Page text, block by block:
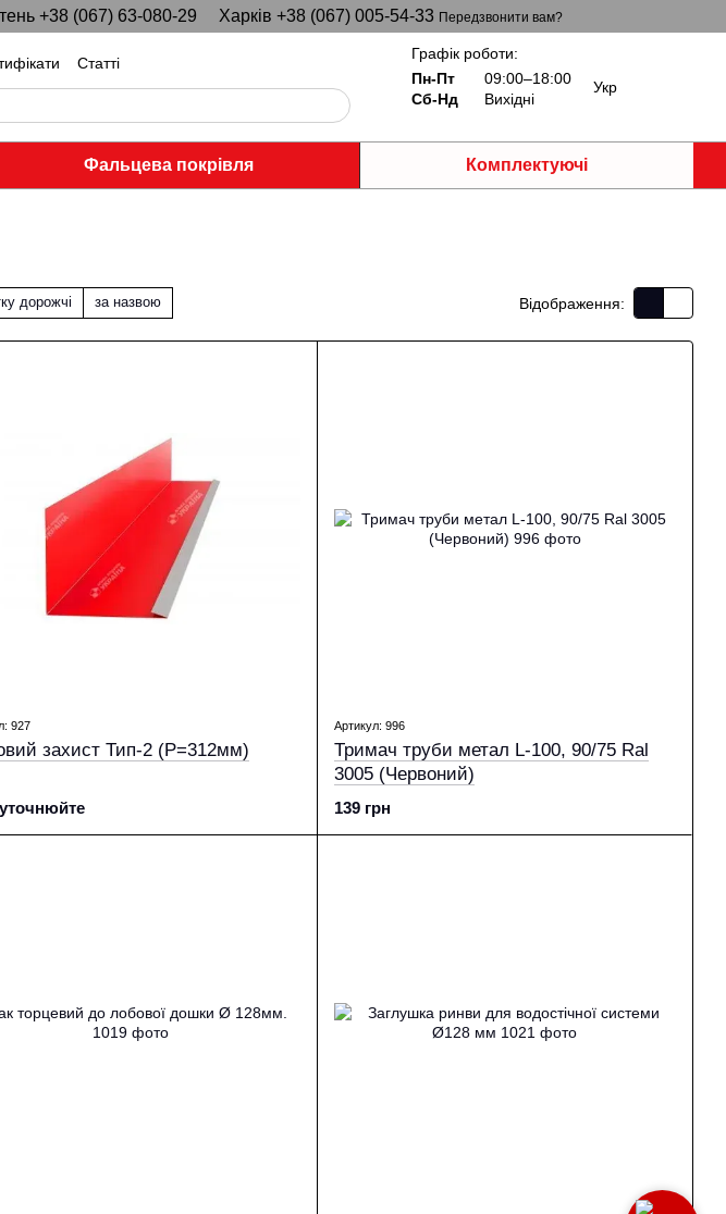
+38 (067) 63-080-29 Харків +38 (067) 005-54-33 Передзвонити вам?
Статті
Графік роботи:
Пн-Пт
09:00–18:00
Сб-Нд
Вихідні
Укр
Фальцева покрівля Комплектуючі
дорожчі за назвою Відображення:
927
захист Тип-2 (Р=312мм)
Артикул: 996
Тримач труби метал L-100, 90/75 Ral
3005 (Червоний)
139 грн